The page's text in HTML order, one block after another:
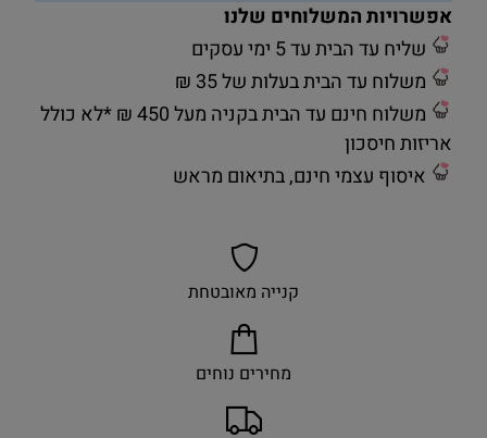
אפשרויות המשלוחים שלנו
שליח עד הבית עד 5 ימי עסקים
משלוח עד הבית בעלות של 35 ₪
משלוח חינם עד הבית בקניה מעל 450 ₪ *לא כולל
אריזות חיסכון
איסוף עצמי חינם, בתיאום מראש
קנייה מאובטחת
מחירים נוחים